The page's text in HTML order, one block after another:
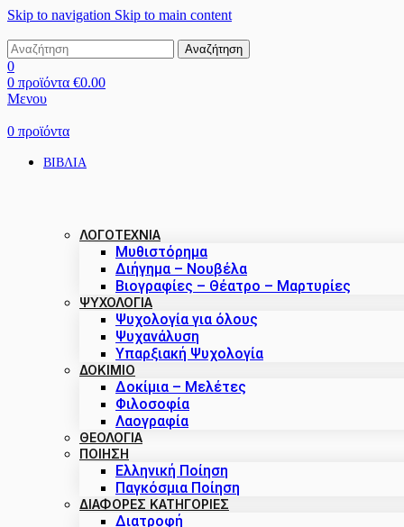
Skip to navigation Skip to main content
Αναζήτηση
0
0 προϊόντα €0.00
Μενου
0 προϊόντα
ΒΙΒΛΙΑ
ΛΟΓΟΤΕΧΝΙΑ
Μυθιστόρημα
Διήγημα – Νουβέλα
Βιογραφίες – Θέατρο – Μαρτυρίες
ΨΥΧΟΛΟΓΙΑ
Ψυχολογία για όλους
Ψυχανάλυση
Υπαρξιακή Ψυχολογία
ΔΟΚΊΜΙΟ
Δοκίμια – Μελέτες
Φιλοσοφία
Λαογραφία
ΘΕΟΛΟΓΙΑ
ΠΟΙΗΣΗ
Ελληνική Ποίηση
Παγκόσμια Ποίηση
ΔΙΑΦΟΡΕΣ ΚΑΤΗΓΟΡΙΕΣ
Διατροφή